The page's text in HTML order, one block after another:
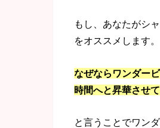
もし、あなたがシ
をオススメします。
なぜならワンダー
時間へと昇華させ
と言うことでワン